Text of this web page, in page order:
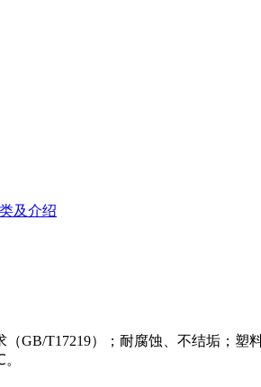
及介绍
GB/T17219）；耐腐蚀、不结垢；